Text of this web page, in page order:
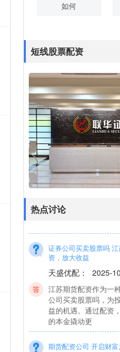
如何
短线股票配资
热点讨论
湖南股票配资公司 易事
索赔已立案成功，股民
短线股票配资服务
登录新浪财经APP 搜
考评等级湖南股票配
安
证券公司买卖股票吗
资，放大收益
天盛优配：
江苏期货配资作为一
公司买卖股票吗，为
益的机遇。通过配资
的本金撬动更
期货配资公司 开启财
您轻松获利